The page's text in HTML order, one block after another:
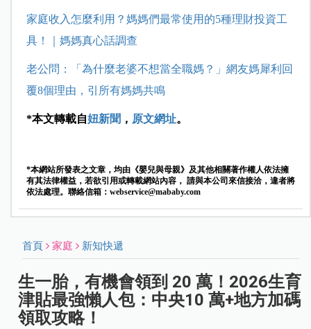
家庭收入怎麼利用？媽媽們最常使用的5種理財投資工
具！｜媽媽真心話調查
老公問：「為什麼老婆不想當全職媽？」網友媽犀利回
覆8個理由，引所有媽媽共鳴
*本文轉載自妞新聞 ， 原文網址。
*本網站所發表之文章，均由《嬰兒與母親》及其他相關著作權人依法擁
有其法律權益，若欲引用或轉載網站內容， 請與本公司來信接洽，違者將
依法處理。聯絡信箱： webservice@mababy.com
首頁 家庭 新知快遞
生一胎，有機會領到 20 萬！2026生育
津貼最強懶人包：中央10 萬+地方加碼
領取攻略！